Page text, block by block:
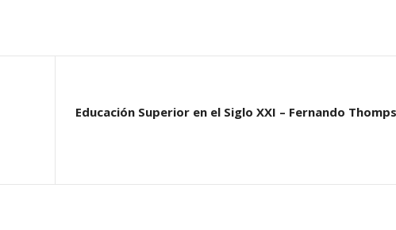
Educación Superior en el Siglo XXI – Fernando